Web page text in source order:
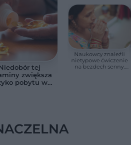
tej
zwiększa
pobytu w
Naukowcy znaleźli
nietypowe ćwiczenie
na bezdech senny.